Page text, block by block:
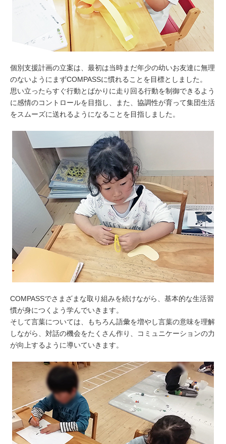
個別支援計画の立案は、最初は当時まだ年少の幼いお友達に無理
のないようにまずCOMPASSに慣れることを目標としました。
思い立ったらすぐ行動とばかりに走り回る行動を制御できるよう
に感情のコントロールを目指し、また、協調性が育って集団生活
をスムーズに送れるようになることを目指しました。
COMPASSでさまざまな取り組みを続けながら、基本的な生活習
慣が身につくよう学んでいきます。
そして言葉については、もちろん語彙を増やし言葉の意味を理解
しながら、対話の機会をたくさん作り、コミュニケーションの力
が向上するように導いていきます。